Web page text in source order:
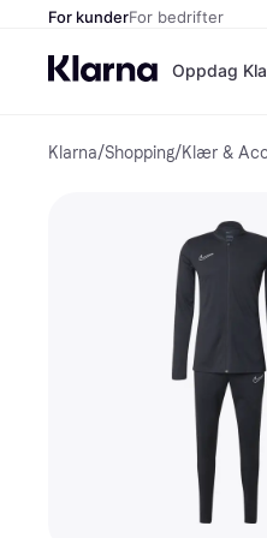
For kunderFor bedrifter
Oppdag
Klarna/Shopping/Klær &